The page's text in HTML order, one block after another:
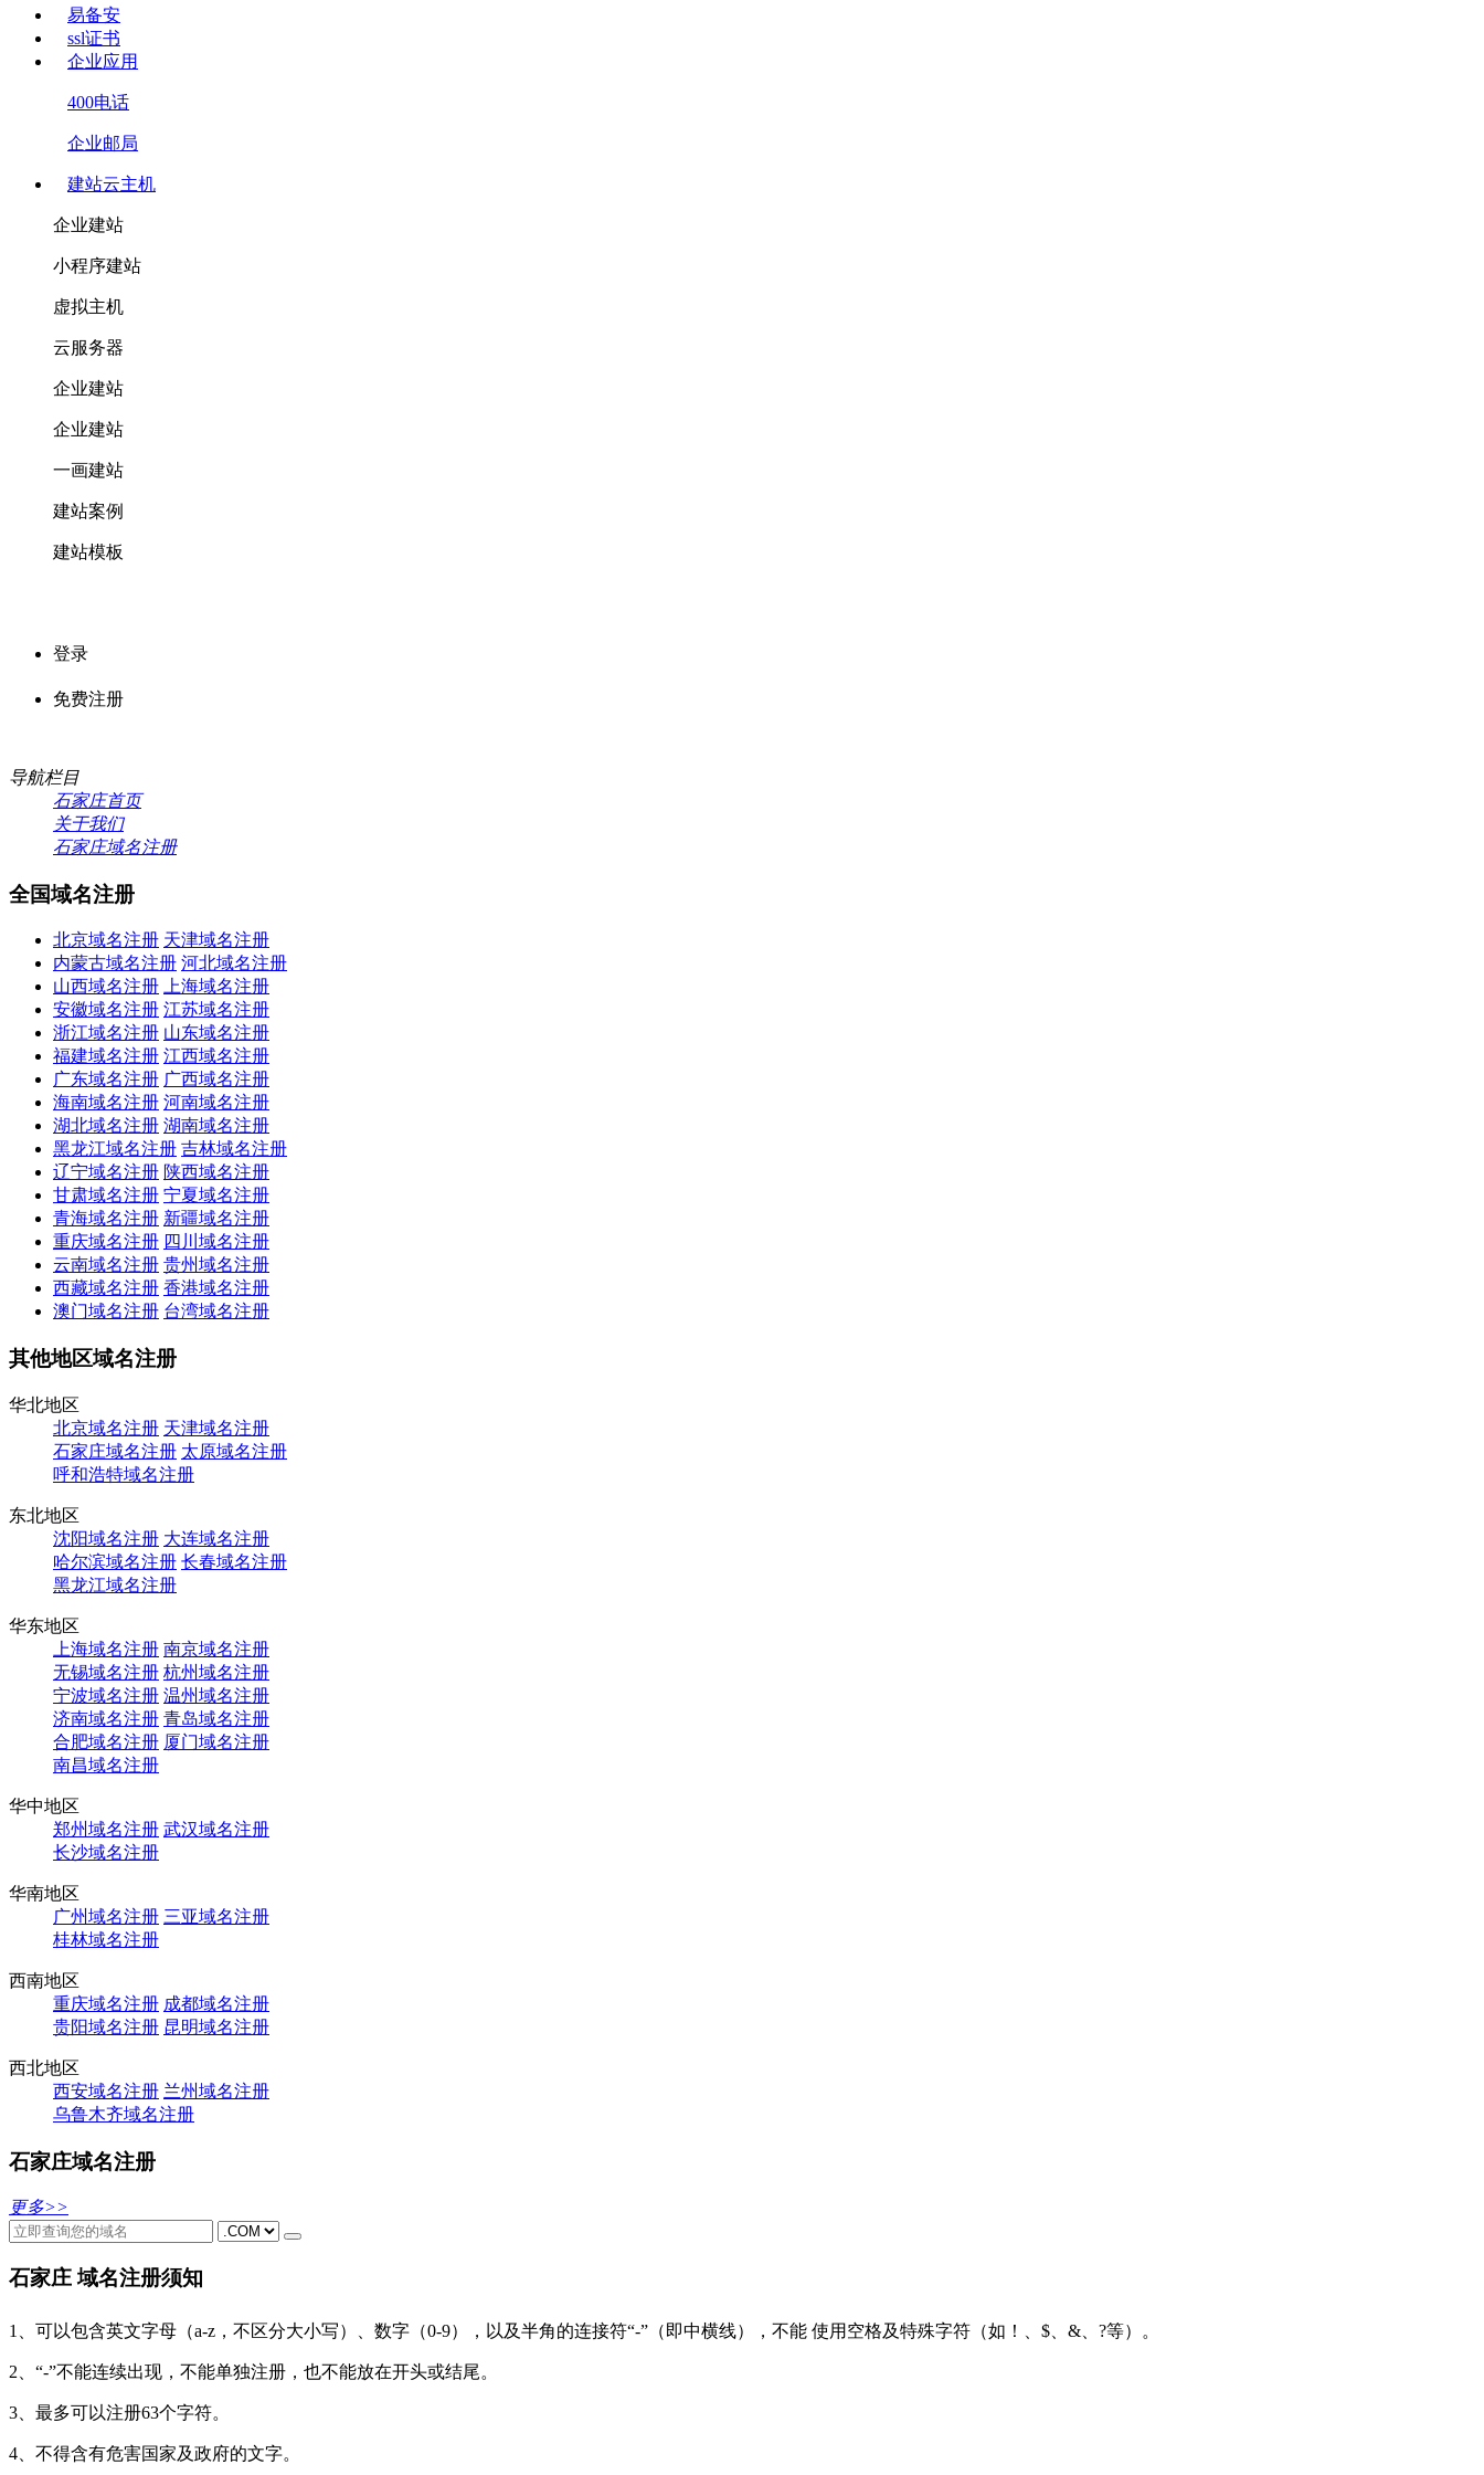
易备安
ssl证书
企业应用
400电话
企业邮局
建站云主机
企业建站
小程序建站
虚拟主机
云服务器
企业建站
企业建站
一画建站
建站案例
建站模板
登录
免费注册
导航栏目
石家庄首页
关于我们
石家庄域名注册
全国域名注册
北京域名注册 天津域名注册
内蒙古域名注册 河北域名注册
山西域名注册 上海域名注册
安徽域名注册 江苏域名注册
浙江域名注册 山东域名注册
福建域名注册 江西域名注册
广东域名注册 广西域名注册
海南域名注册 河南域名注册
湖北域名注册 湖南域名注册
黑龙江域名注册 吉林域名注册
辽宁域名注册 陕西域名注册
甘肃域名注册 宁夏域名注册
青海域名注册 新疆域名注册
重庆域名注册 四川域名注册
云南域名注册 贵州域名注册
西藏域名注册 香港域名注册
澳门域名注册 台湾域名注册
其他地区域名注册
华北地区
北京域名注册 天津域名注册
石家庄域名注册 太原域名注册
呼和浩特域名注册
东北地区
沈阳域名注册 大连域名注册
哈尔滨域名注册 长春域名注册
黑龙江域名注册
华东地区
上海域名注册 南京域名注册
无锡域名注册 杭州域名注册
宁波域名注册 温州域名注册
济南域名注册 青岛域名注册
合肥域名注册 厦门域名注册
南昌域名注册
华中地区
郑州域名注册 武汉域名注册
长沙域名注册
华南地区
广州域名注册 三亚域名注册
桂林域名注册
西南地区
重庆域名注册 成都域名注册
贵阳域名注册 昆明域名注册
西北地区
西安域名注册 兰州域名注册
乌鲁木齐域名注册
石家庄域名注册
更多>>
石家庄 域名注册须知
1、可以包含英文字母（a-z，不区分大小写）、数字（0-9），以及半角的连接符“-”（即中横线），不能 使用空格及特殊字符（如！、$、&、?等）。
2、“-”不能连续出现，不能单独注册，也不能放在开头或结尾。
3、最多可以注册63个字符。
4、不得含有危害国家及政府的文字。